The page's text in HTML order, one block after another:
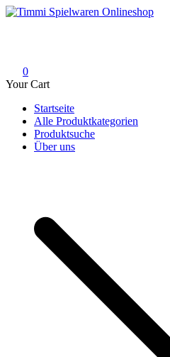
Skip
0
Your Cart
Startseite
Alle Produktkategorien
Produktsuche
Über uns